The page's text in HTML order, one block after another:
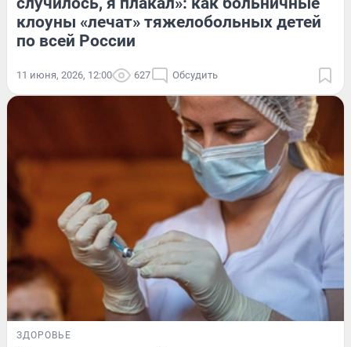
клоуны «лечат» тяжелобольных детей
по всей России
11 июня, 2026, 12:00 627 Обсудить
ЗДОРОВЬЕ